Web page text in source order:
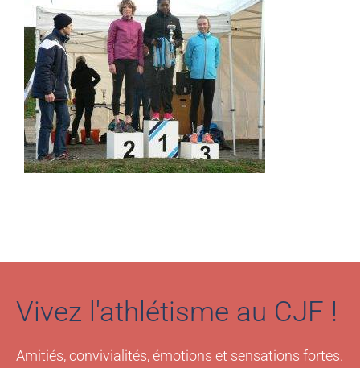
Vivez l'athlétisme au CJF !
Amitiés, convivialités, émotions et sensations fortes.